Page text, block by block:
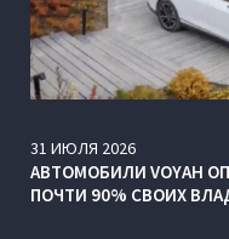
31 ИЮЛЯ 2026
АВТОМОБИЛИ VOYAH
ПОЧТИ 90% СВОИХ